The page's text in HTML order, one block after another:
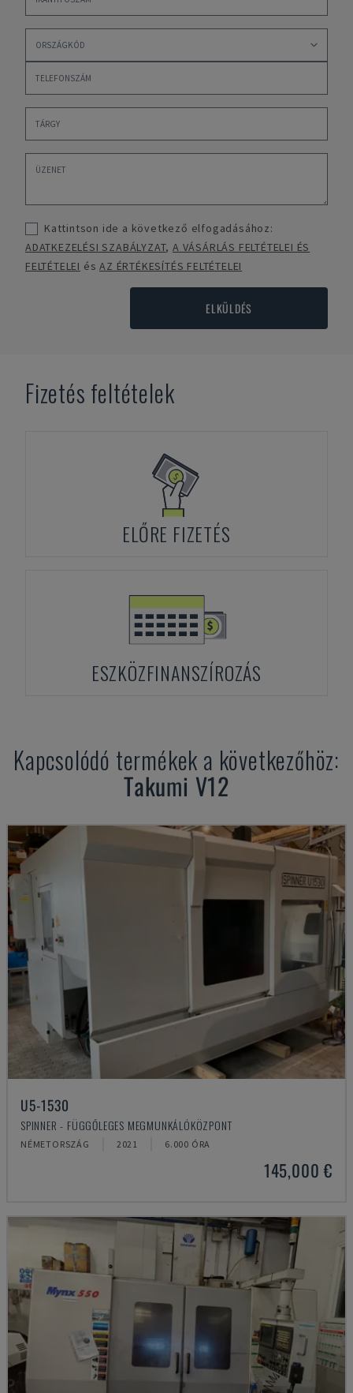
Kattintson ide a következő elfogadásához:
ADATKEZELÉSI SZABÁLYZAT,A VÁSÁRLÁS FELTÉTELEI ÉS
FELTÉTELEI ésAZ ÉRTÉKESÍTÉS FELTÉTELEI
ELKÜLDÉS
Fizetés feltételek
ELŐRE FIZETÉS
ESZKÖZFINANSZÍROZÁS
Kapcsolódó termékek a következőhöz:
Takumi V12
U5-1530
SPINNER - FÜGGŐLEGES MEGMUNKÁLÓKÖZPONT
NÉMETORSZÁG 2021 6.000 ÓRA
145,000 €